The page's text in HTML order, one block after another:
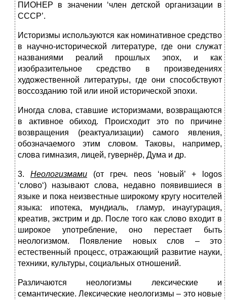
ПИОНЕР в значении ‘член детской организации в
СССР’.
Историзмы используются как номинативное средство
в научно-исторической литературе, где они служат
названиями реалий прошлых эпох, и как
изобразительное средство в произведениях
художественной литературы, где они способствуют
воссозданию той или иной исторической эпохи.
Иногда слова, ставшие историзмами, возвращаются
в ак­тивное обиход. Происходит это по причине
возвращения (реактуализации) самого явления,
обозначаемого этим словом. Таковы, например,
слова гимназия, лицей, гувернёр, Дума и др.
3. Неологизмами (от греч. neos ‘новый’ + logos
‘слово‘) называют слова, недавно появившиеся в
языке и пока неизвестные широкому кругу носителей
языка: ипотека, мундиаль, гламур, инаугурация,
креатив, экстрим и др. После того как слово входит в
широкое употребление, оно перестает быть
неологизмом. Появление новых слов – это
естественный процесс, отражающий развитие науки,
техники, культуры, социальных отношений.
Различаются неологизмы лексические и
семантические. Лексические неологизмы – это новые